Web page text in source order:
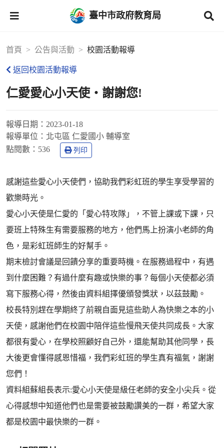
臺中市政府教育局
首頁 公告與活動 校園活動報導
返回校園活動報導
仁愛愛心小天使‧謝謝您!
報導日期： 2023-01-18
報導單位： 北屯區 仁愛國小 輔導室
點閱數： 536 列印
感謝這些愛心小天使們，協助我們彩虹班的學生享受學習的
歡樂時光。
愛心小天使是仁愛的「愛心特攻隊」，不管上課或下課，只
要班上特殊生有需要服務的地方，他們馬上扮演小老師的角
色，是彩虹班師生的好幫手。
期末檢討會議是回饋分享的重要時機。在服務過程中，有遇
到什麼困難？有過什麼有趣或快樂的事？每個小天使都必須
寫下服務心得，然後由資料組擇優頒發獎狀，以茲鼓勵。
校長特別趕在學期終了前親自面見這些助人為快樂之本的小
天使，感謝他們在校園中陪伴這些慢飛天使共同成長。大家
都很有愛心，在學校照顧好自己外，還能幫助其他同學，長
大後更會懂得感恩惜福，我們彩虹班的學生真有福氣，謝謝
您們！
資料組蘇組長表示:愛心小天使是級任老師的安全小尖兵。從
心得感想中知道他們也是需要被鼓勵讚美的一群，希望大家
都是校園中最快樂的一群。